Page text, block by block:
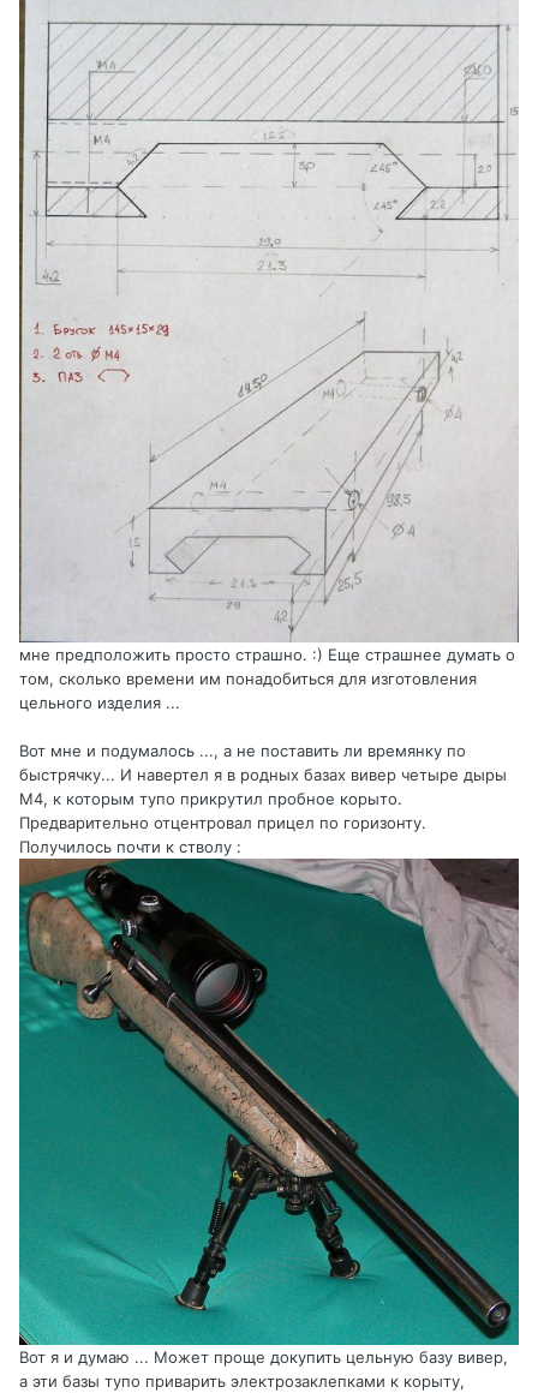
мне предположить просто страшно. :) Еще страшнее думать о
том, сколько времени им понадобиться для изготовления
цельного изделия ...
Вот мне и подумалось ..., а не поставить ли времянку по
быстрячку... И навертел я в родных базах вивер четыре дыры
М4, к которым тупо прикрутил пробное корыто.
Предварительно отцентровал прицел по горизонту.
Получилось почти к стволу :
Вот я и думаю ... Может проще докупить цельную базу вивер,
а эти базы тупо приварить электрозаклепками к корыту,